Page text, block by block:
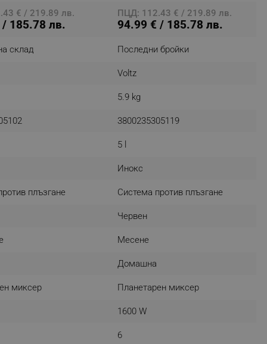
€ / 219.89 лв.
185.78 лв.
ПЦД: 112.43 € / 219.89 лв.
94.99 € / 185.78 лв.
склад Последни бройки
Voltz
5.9 kg
3800235305119
5 l
Инокс
плъзгане Система против плъзгане
Червен
Месене
Домашна
миксер Планетарен миксер
1600 W
6
related cookies and local
specific data for
specific data for
stored to be sent
banners clicked by the
which is cancelled
data including
status and